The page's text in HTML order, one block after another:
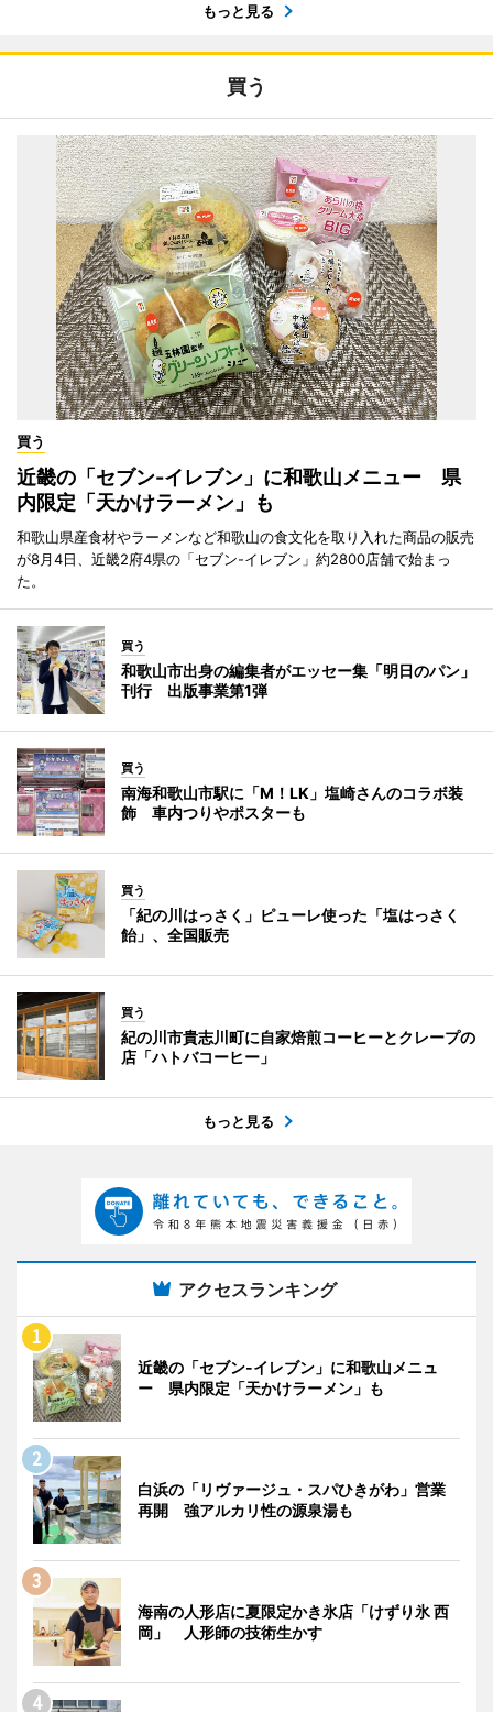
もっと見る
買う
買う
近畿の「セブン-イレブン」に和歌山メニュー 県
内限定「天かけラーメン」も
和歌山県産食材やラーメンなど和歌山の食文化を取り入れた商品の販売
が8月4日、近畿2府4県の「セブン-イレブン」約2800店舗で始まっ
た。
買う
和歌山市出身の編集者がエッセー集「明日のパン」
刊行 出版事業第1弾
買う
南海和歌山市駅に「M！LK」塩崎さんのコラボ装
飾 車内つりやポスターも
買う
「紀の川はっさく」ピューレ使った「塩はっさく
飴」、全国販売
買う
紀の川市貴志川町に自家焙煎コーヒーとクレープの
店「ハトバコーヒー」
もっと見る
アクセスランキング
近畿の「セブン-イレブン」に和歌山メニュ
ー 県内限定「天かけラーメン」も
白浜の「リヴァージュ・スパひきがわ」営業
再開 強アルカリ性の源泉湯も
海南の人形店に夏限定かき氷店「けずり氷 西
岡」 人形師の技術生かす